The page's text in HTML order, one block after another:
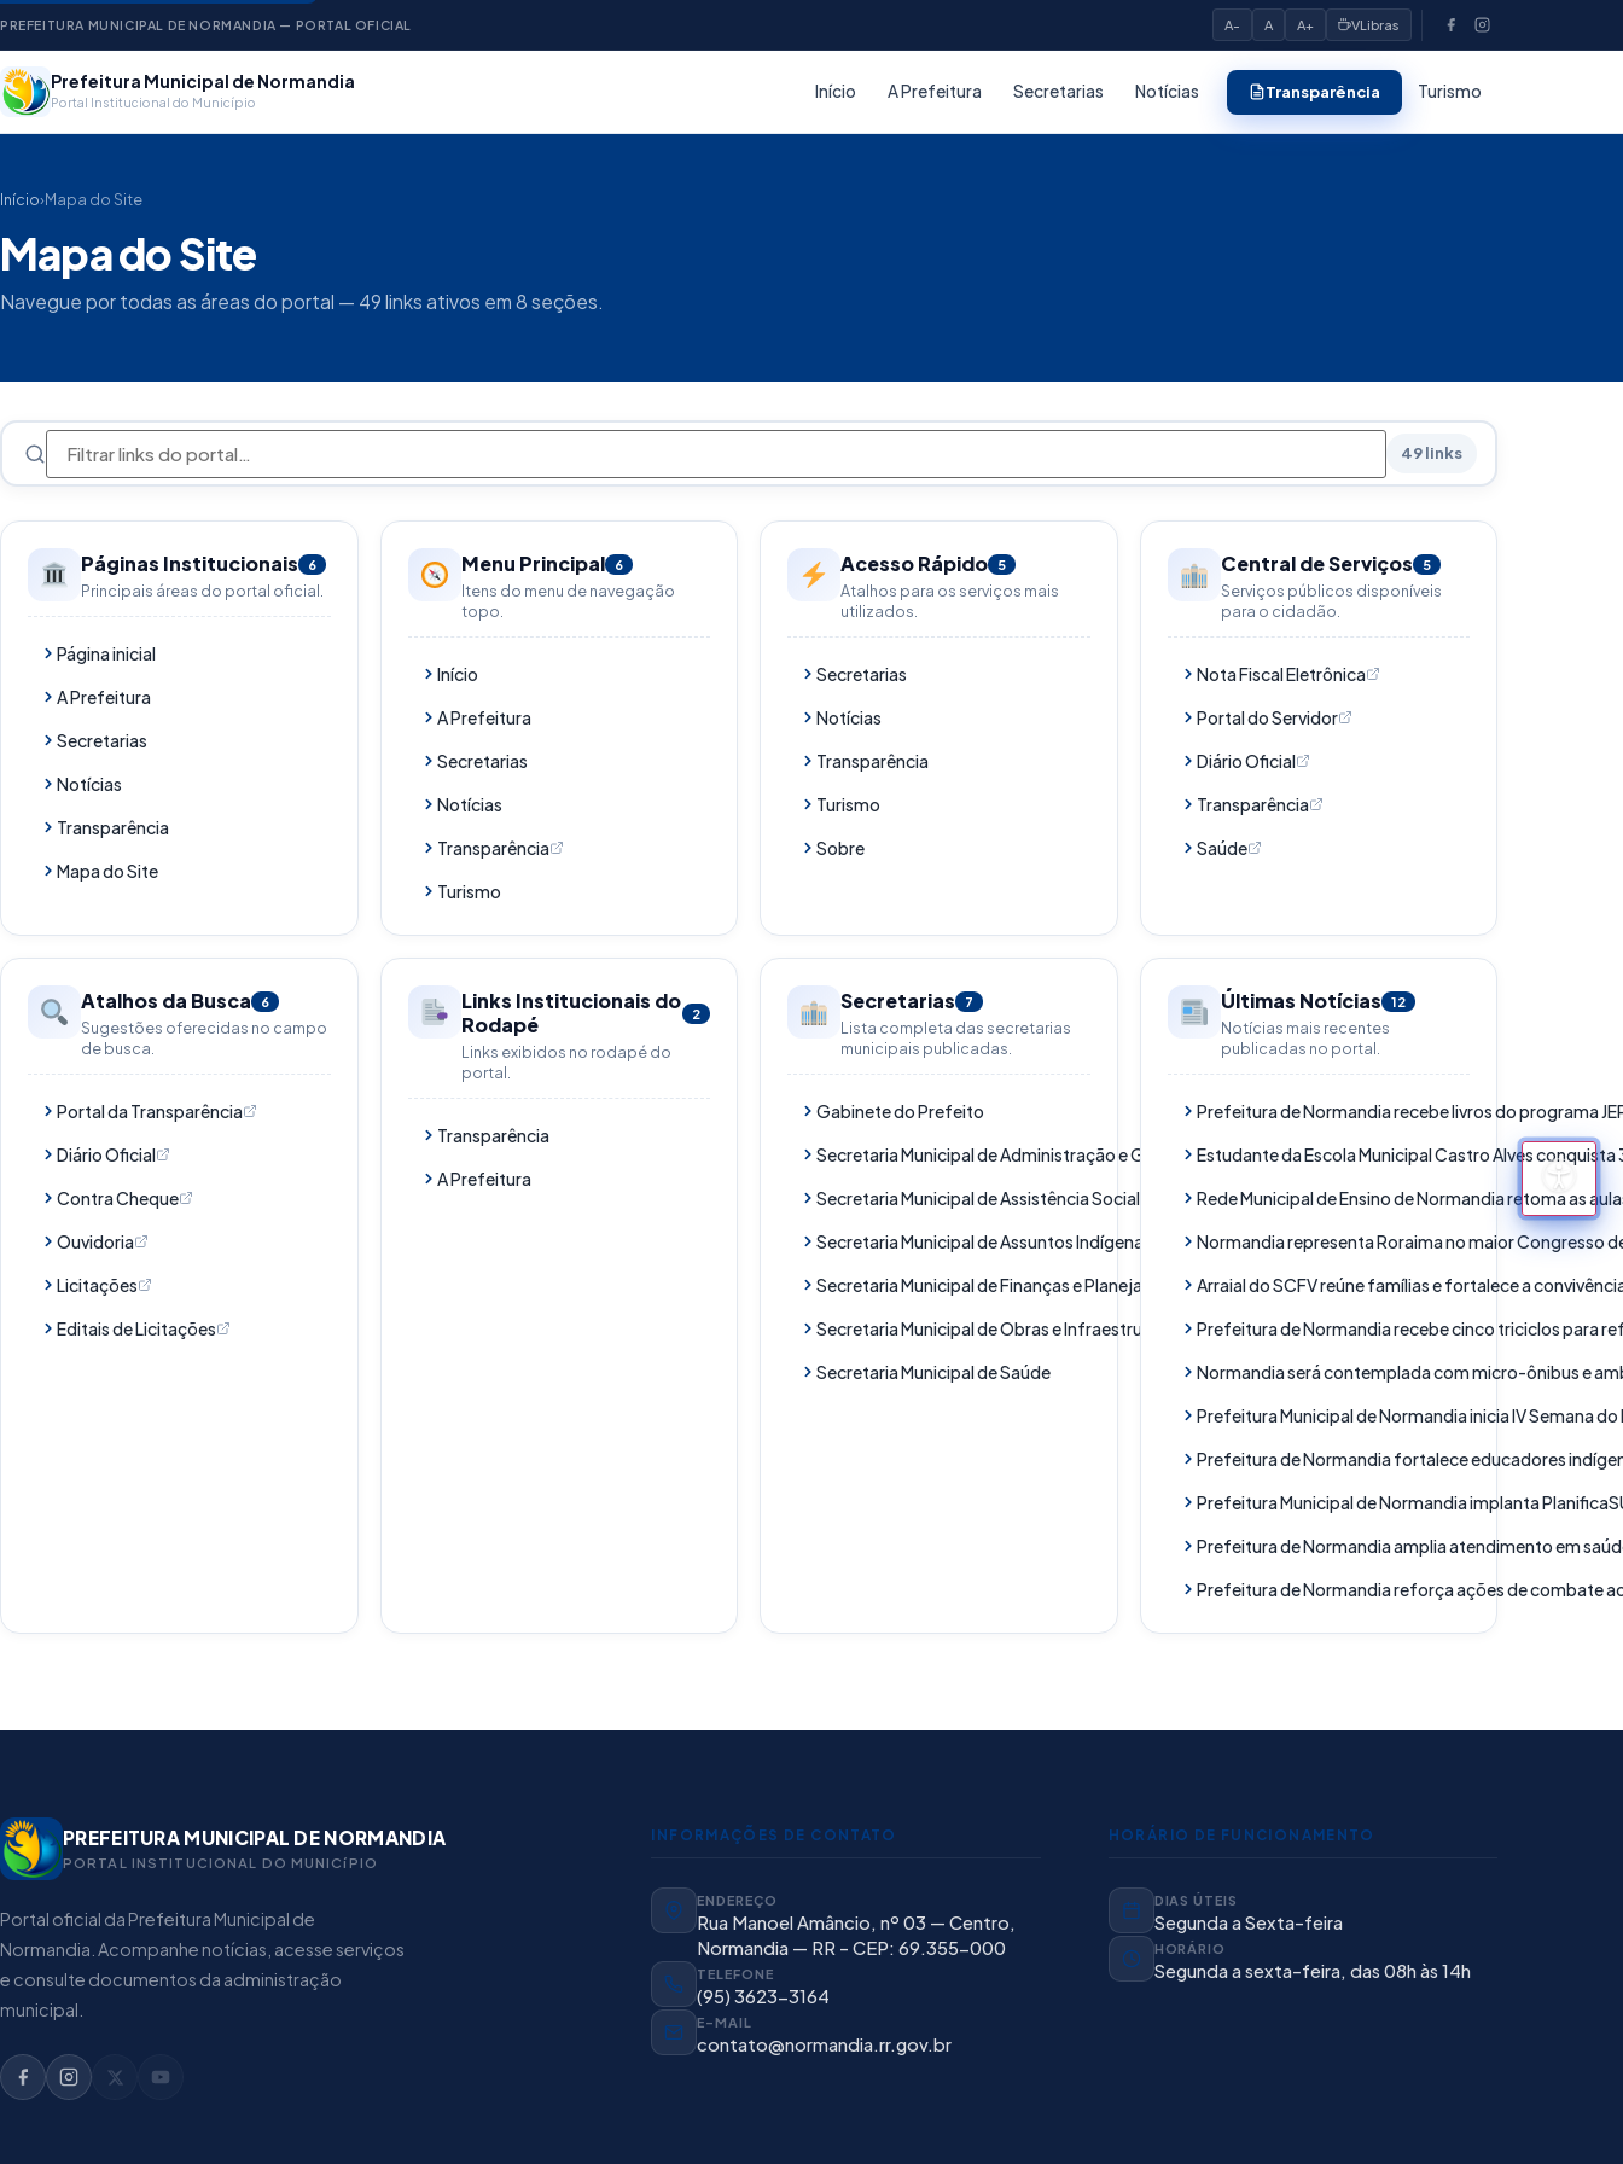
PREFEITURA MUNICIPAL DE NORMANDIA — PORTAL OFICIAL A- A A+ VLibras
Prefeitura Municipal de Normandia
Portal Institucional do Município
Início A Prefeitura Secretarias Notícias Transparência Turismo
Início›Mapa do Site
Mapa do Site
Navegue por todas as áreas do portal — 49 links ativos em 8 seções.
49 links
Páginas Institucionais 6
Principais áreas do portal oficial.
Página inicial
A Prefeitura
Secretarias
Notícias
Transparência
Mapa do Site
Menu Principal 6
Itens do menu de navegação
topo.
Início
A Prefeitura
Secretarias
Notícias
Transparência
Turismo
Acesso Rápido 5
Atalhos para os serviços mais
utilizados.
Secretarias
Notícias
Transparência
Turismo
Sobre
Central de Serviços 5
Serviços públicos disponíveis
para o cidadão.
Nota Fiscal Eletrônica
Portal do Servidor
Diário Oficial
Transparência
Saúde
Atalhos da Busca 6
Sugestões oferecidas no campo
de busca.
Portal da Transparência
Diário Oficial
Contra Cheque
Ouvidoria
Licitações
Editais de Licitações
Links Institucionais do
Rodapé
2
Links exibidos no rodapé do
portal.
Transparência
A Prefeitura
Secretarias 7
Lista completa das secretarias
municipais publicadas.
Gabinete do Prefeito
Secretaria Municipal de Administração e Gestão de Pessoas
Secretaria Municipal de Assistência Social
Secretaria Municipal de Assuntos Indígenas
Secretaria Municipal de Finanças e Planejamento
Secretaria Municipal de Obras e Infraestrutura
Secretaria Municipal de Saúde
Últimas Notícias 12
Notícias mais recentes
publicadas no portal.
Prefeitura de Normandia recebe livros do programa
Estudante da Escola Municipal Castro Alves conquista
Rede Municipal de Ensino de Normandia retoma as
Normandia representa Roraima no maior Congresso
Arraial do SCFV reúne famílias e fortalece a
Prefeitura de Normandia recebe cinco triciclos para
Normandia será contemplada com micro-ônibus e
Prefeitura Municipal de Normandia inicia IV Semana
Prefeitura de Normandia fortalece educadores
Prefeitura Municipal de Normandia implanta
Prefeitura de Normandia amplia atendimento em
Prefeitura de Normandia reforça ações de combate
PREFEITURA MUNICIPAL DE NORMANDIA
PORTAL INSTITUCIONAL DO MUNICíPIO
Portal oficial da Prefeitura Municipal de
Normandia. Acompanhe notícias, acesse serviços
e consulte documentos da administração
municipal.
INFORMAÇÕES DE CONTATO
ENDEREÇO
Rua Manoel Amâncio, nº 03 — Centro,
Normandia — RR - CEP: 69.355-000
TELEFONE
(95) 3623-3164
E-MAIL
contato@normandia.rr.gov.br
HORÁRIO DE FUNCIONAMENTO
DIAS ÚTEIS
Segunda a Sexta-feira
HORÁRIO
Segunda a sexta-feira, das 08h às 14h